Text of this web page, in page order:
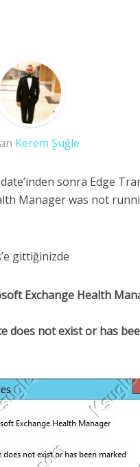
Kerem Şuğle
sonra Edge
Manager was not
gittiğinizde
Exchange Health
does not exist or has